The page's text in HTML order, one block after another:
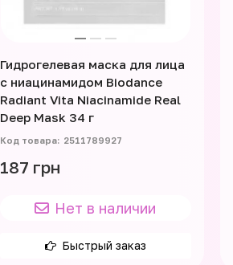
Гидрогелевая маска для лица
с ниацинамидом Biodance
Radiant Vita Niacinamide Real
Deep Mask 34 г
2511789927
187 грн
Нет в наличии
Быстрый заказ